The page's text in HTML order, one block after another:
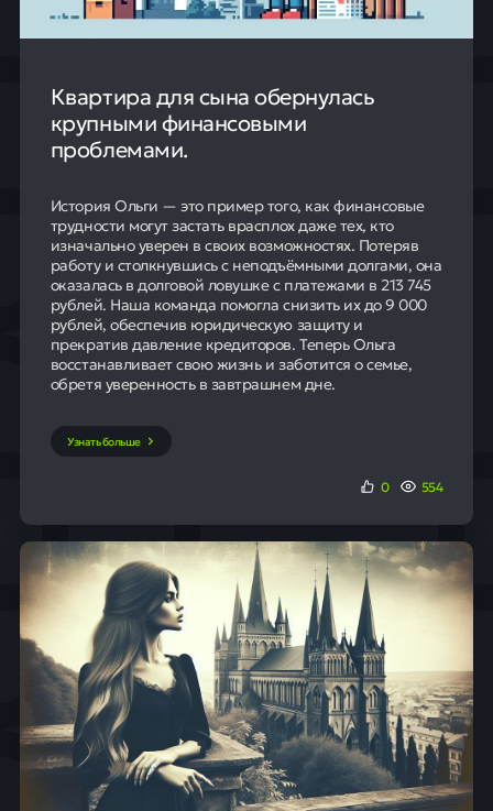
Квартира для сына обернулась
крупными финансовыми
проблемами.
История Ольги — это пример того, как финансовые
трудности могут застать врасплох даже тех, кто
изначально уверен в своих возможностях. Потеряв
работу и столкнувшись с неподъёмными долгами, она
оказалась в долговой ловушке с платежами в 213 745
рублей. Наша команда помогла снизить их до 9 000
рублей, обеспечив юридическую защиту и
прекратив давление кредиторов. Теперь Ольга
восстанавливает свою жизнь и заботится о семье,
обретя уверенность в завтрашнем дне.
Узнать больше
0 554